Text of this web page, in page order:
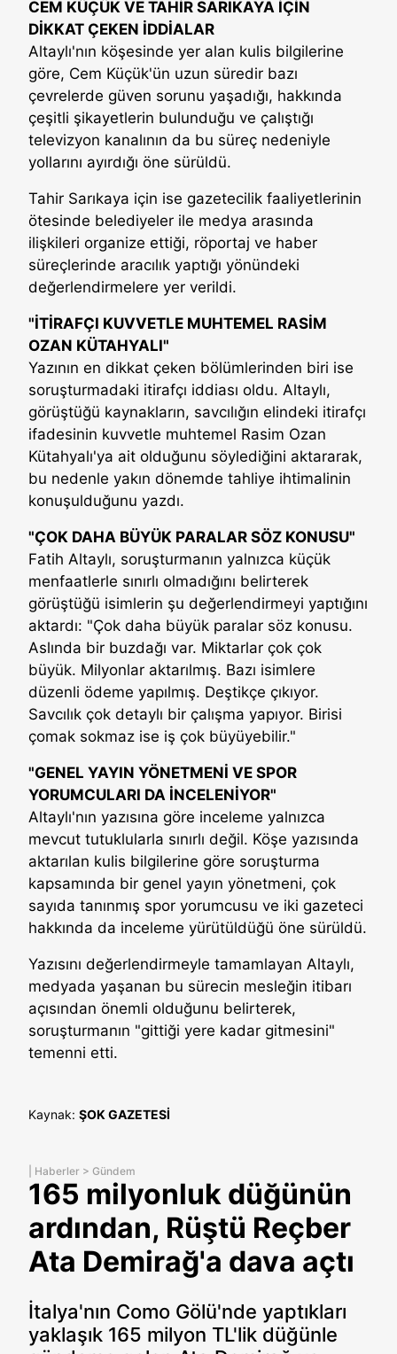
CEM KÜÇÜK VE TAHİR SARIKAYA İÇİN
DİKKAT ÇEKEN İDDİALAR
Altaylı'nın köşesinde yer alan kulis bilgilerine
göre, Cem Küçük'ün uzun süredir bazı
çevrelerde güven sorunu yaşadığı, hakkında
çeşitli şikayetlerin bulunduğu ve çalıştığı
televizyon kanalının da bu süreç nedeniyle
yollarını ayırdığı öne sürüldü.
Tahir Sarıkaya için ise gazetecilik faaliyetlerinin
ötesinde belediyeler ile medya arasında
ilişkileri organize ettiği, röportaj ve haber
süreçlerinde aracılık yaptığı yönündeki
değerlendirmelere yer verildi.
"İTİRAFÇI KUVVETLE MUHTEMEL RASİM
OZAN KÜTAHYALI"
Yazının en dikkat çeken bölümlerinden biri ise
soruşturmadaki itirafçı iddiası oldu. Altaylı,
görüştüğü kaynakların, savcılığın elindeki itirafçı
ifadesinin kuvvetle muhtemel Rasim Ozan
Kütahyalı'ya ait olduğunu söylediğini aktararak,
bu nedenle yakın dönemde tahliye ihtimalinin
konuşulduğunu yazdı.
"ÇOK DAHA BÜYÜK PARALAR SÖZ KONUSU"
Fatih Altaylı, soruşturmanın yalnızca küçük
menfaatlerle sınırlı olmadığını belirterek
görüştüğü isimlerin şu değerlendirmeyi yaptığını
aktardı: "Çok daha büyük paralar söz konusu.
Aslında bir buzdağı var. Miktarlar çok çok
büyük. Milyonlar aktarılmış. Bazı isimlere
düzenli ödeme yapılmış. Deştikçe çıkıyor.
Savcılık çok detaylı bir çalışma yapıyor. Birisi
çomak sokmaz ise iş çok büyüyebilir."
"GENEL YAYIN YÖNETMENİ VE SPOR
YORUMCULARI DA İNCELENİYOR"
Altaylı'nın yazısına göre inceleme yalnızca
mevcut tutuklularla sınırlı değil. Köşe yazısında
aktarılan kulis bilgilerine göre soruşturma
kapsamında bir genel yayın yönetmeni, çok
sayıda tanınmış spor yorumcusu ve iki gazeteci
hakkında da inceleme yürütüldüğü öne sürüldü.
Yazısını değerlendirmeyle tamamlayan Altaylı,
medyada yaşanan bu sürecin mesleğin itibarı
açısından önemli olduğunu belirterek,
soruşturmanın "gittiği yere kadar gitmesini"
temenni etti.
Kaynak: ŞOK GAZETESİ
Haberler > Gündem
165 milyonluk düğünün
ardından, Rüştü Reçber
Ata Demirağ'a dava açtı
İtalya'nın Como Gölü'nde yaptıkları
yaklaşık 165 milyon TL'lik düğünle